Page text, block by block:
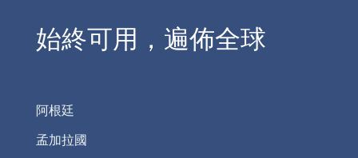
始終可用，遍佈全球
阿根廷
孟加拉國